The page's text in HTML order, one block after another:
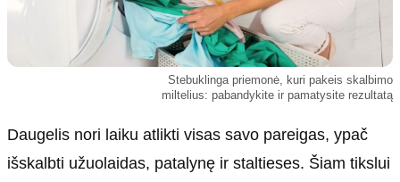
Dirbtinis intelektas
Stebuklinga priemonė, kuri pakeis skalbimo
miltelius: pabandykite ir pamatysite rezultatą
Daugelis nori laiku atlikti visas savo pareigas, ypač
išskalbti užuolaidas, patalynę ir staltieses. Šiam tikslui